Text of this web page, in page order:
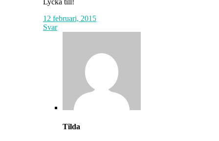
12 februari, 2015
Svar
Tilda